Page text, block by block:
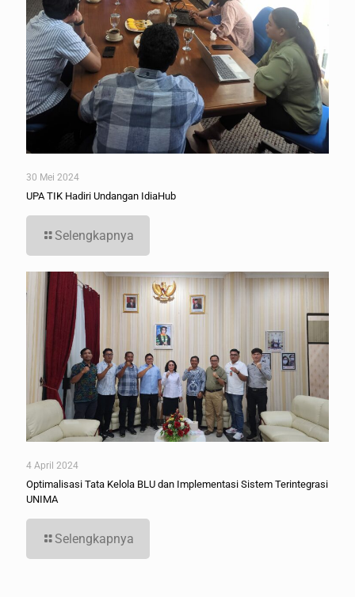
30 Mei 2024
UPA TIK Hadiri Undangan IdiaHub
Selengkapnya
4 April 2024
Optimalisasi Tata Kelola BLU dan Implementasi Sistem Terintegrasi
UNIMA
Selengkapnya